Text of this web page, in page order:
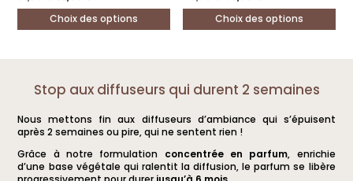
prix
initial
était :
61,70 €.
actuel
est :
52,90 €.
Choix des options
plusieurs
variations.
Les
options
prix
initial
était :
46,70 €.
actuel
est :
40,90 €.
Choix des options
variations.
options
Stop aux diffuseurs qui durent 2 semaines
Nous mettons fin aux diffuseurs d’ambiance qui s’épuisent
après 2 semaines ou pire, qui ne sentent rien !
Grâce à notre formulation concentrée en parfum, enrichie
d’une base végétale qui ralentit la diffusion, le parfum se libère